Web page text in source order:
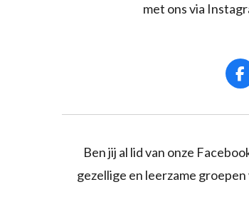
met ons via
F
a
o
k
Ben jij al lid van onze
gezellige en leerzame